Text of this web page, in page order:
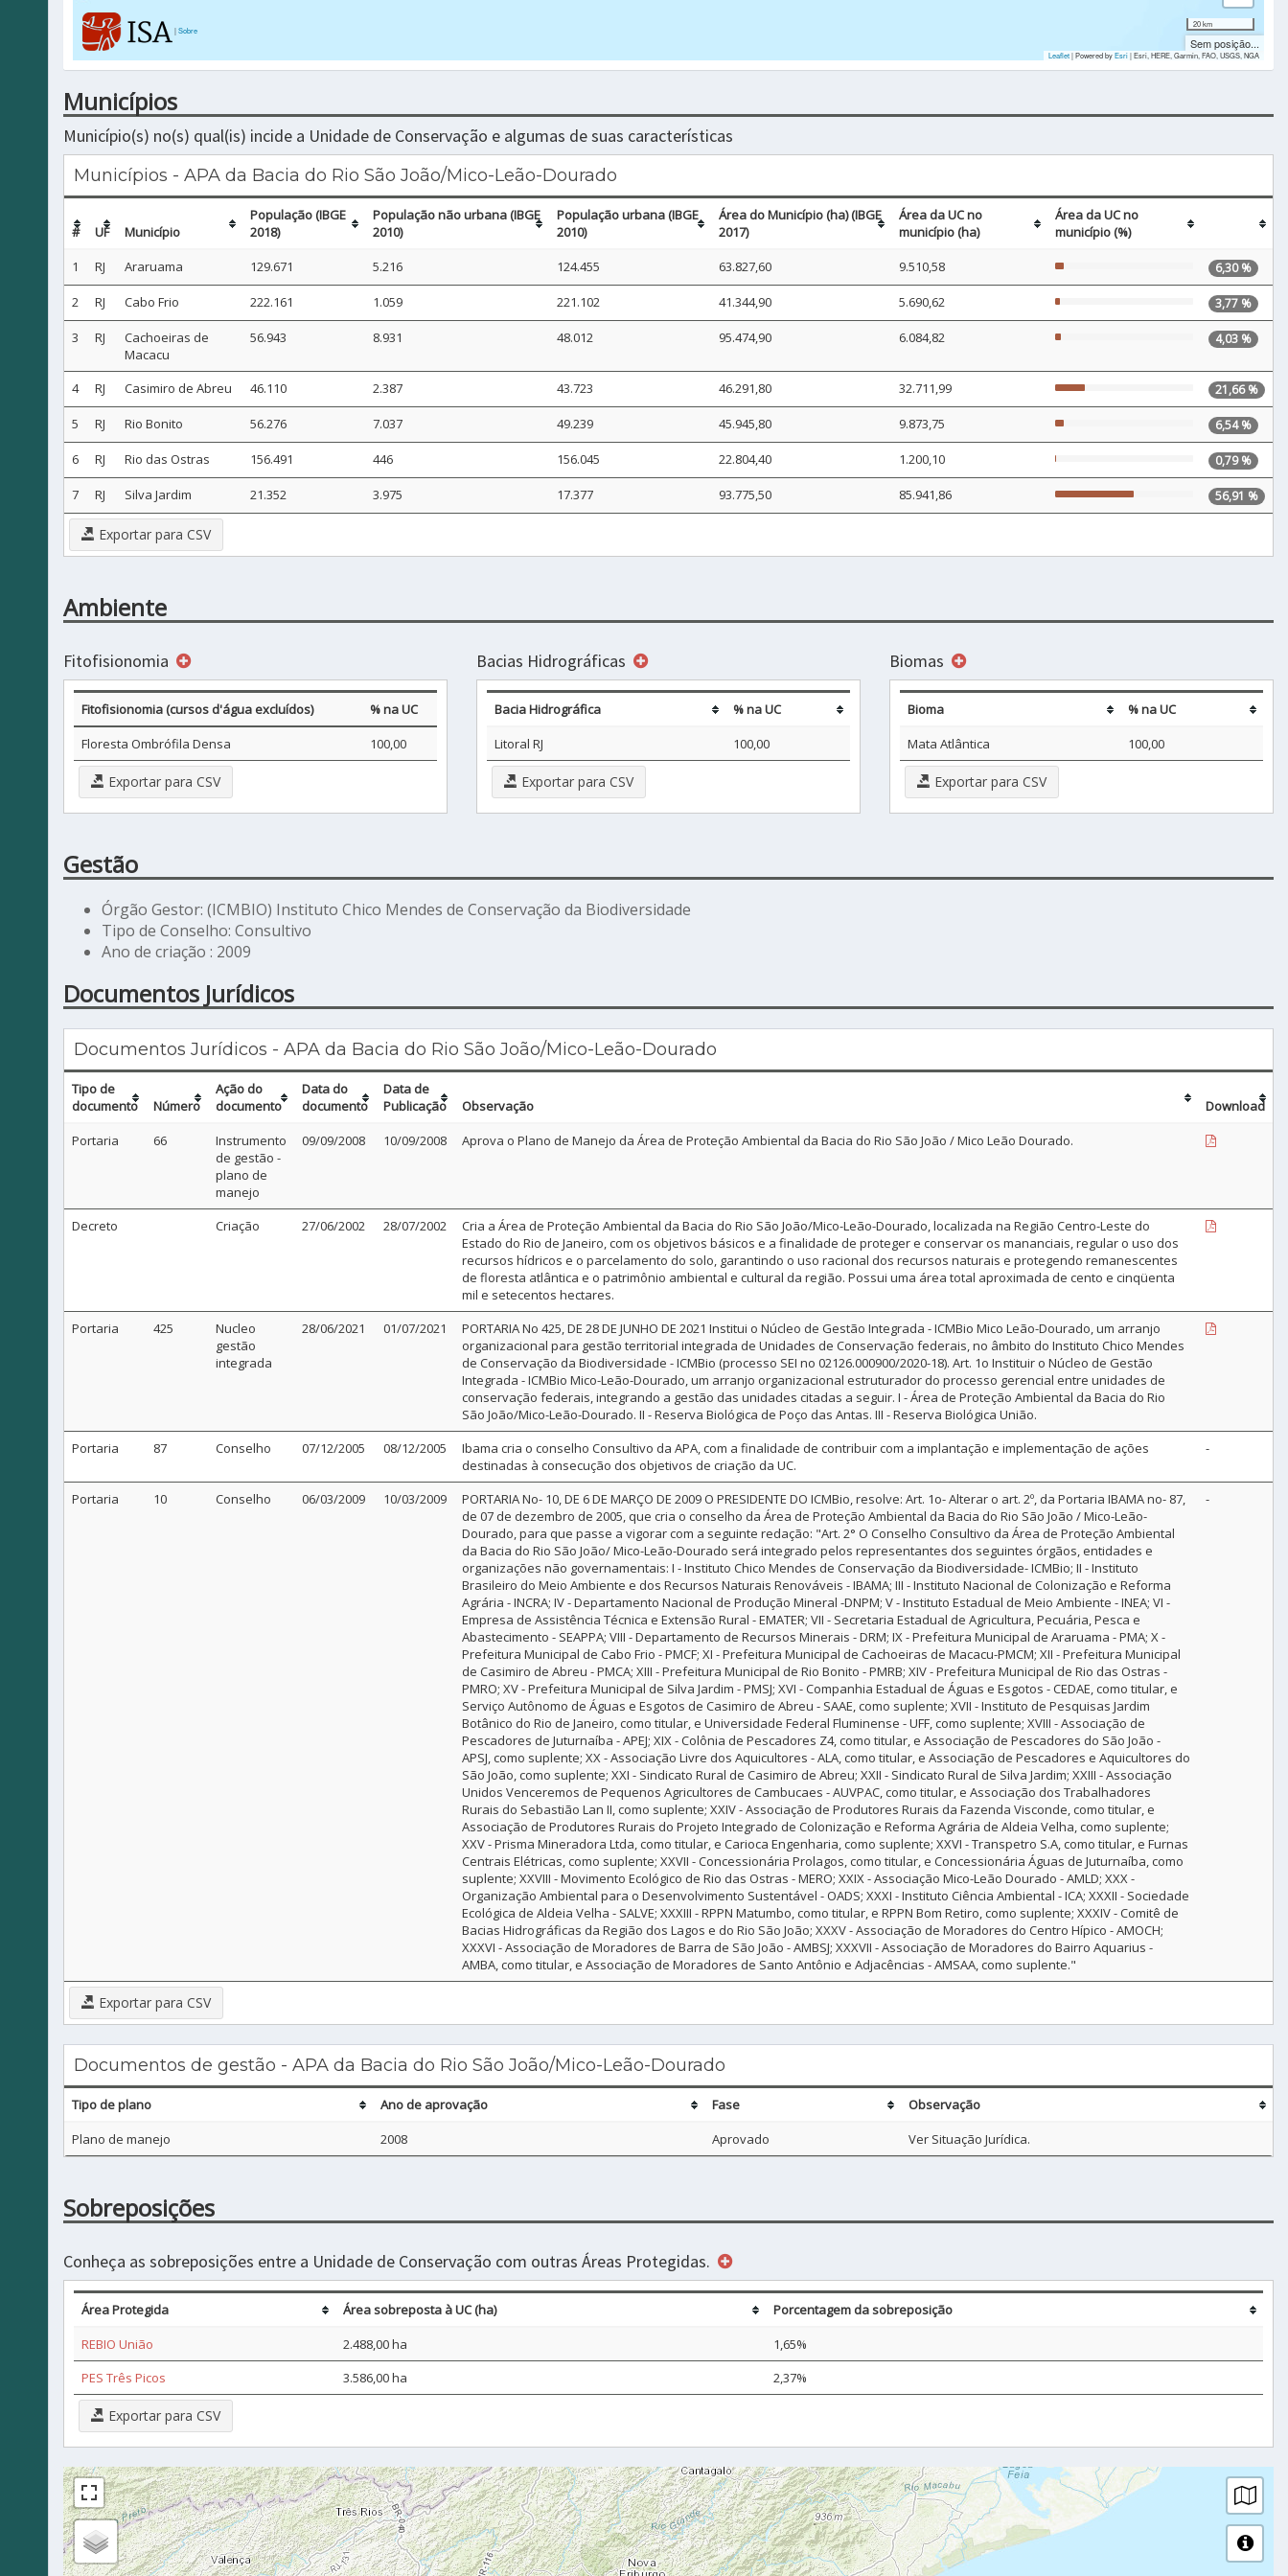
|Sobre
20 km
Sem posição...
Leaflet| Powered byEsri|Esri, HERE, Garmin, FAO, USGS, NGA
Municípios
Município(s) no(s) qual(is) incide a Unidade de Conservação e algumas de suas características
Municípios - APA da Bacia do Rio São João/Mico-Leão-Dourado
# UF Município
População (IBGE
2018)
População não urbana (IBGE
2010)
População urbana (IBGE
2010)
Área do Município (ha) (IBGE
2017)
Área da UC no
município (ha)
Área da UC no
município (%)
1
RJ Araruama 129.671 5.216 124.455 63.827,60 9.510,58 6,30 %
2 RJ Cabo Frio 222.161 1.059 221.102 41.344,90 5.690,62 3,77 %
3 RJ
Cachoeiras de
Macacu
56.943 8.931 48.012 95.474,90 6.084,82 4,03 %
4 RJ Casimiro de Abreu 46.110 2.387 43.723 46.291,80 32.711,99 21,66 %
5 RJ Rio Bonito 56.276 7.037 49.239 45.945,80 9.873,75 6,54 %
6 RJ Rio das Ostras 156.491 446 156.045 22.804,40 1.200,10 0,79 %
7 RJ Silva Jardim 21.352 3.975 17.377 93.775,50 85.941,86 56,91 %
Exportar para CSV
Ambiente
Fitofisionomia
Fitofisionomia (cursos d'água excluídos)
% na UC
Floresta Ombrófila Densa
100,00
Exportar para CSV
Bacias Hidrográficas
Bacia Hidrográfica
% na UC
Litoral RJ
100,00
Exportar para CSV
Biomas
Bioma
% na UC
Mata Atlântica
100,00
Exportar para CSV
Gestão
Órgão Gestor: (ICMBIO) Instituto Chico Mendes de Conservação da Biodiversidade
Tipo de Conselho: Consultivo
Ano de criação : 2009
Documentos Jurídicos
Documentos Jurídicos - APA da Bacia do Rio São João/Mico-Leão-Dourado
Tipo de
documento
Número
Ação do
documento
Data do
documento
Data de
Publicação
Observação
Download
Portaria
66
Instrumento
de gestão -
plano de
manejo
09/09/2008 10/09/2008 Aprova o Plano de Manejo da Área de Proteção Ambiental da Bacia do Rio São João / Mico Leão Dourado.
Decreto Criação 27/06/2002 28/07/2002
Cria a Área de Proteção Ambiental da Bacia do Rio São João/Mico-Leão-Dourado, localizada na Região Centro-Leste do
Estado do Rio de Janeiro, com os objetivos básicos e a finalidade de proteger e conservar os mananciais, regular o uso dos
recursos hídricos e o parcelamento do solo, garantindo o uso racional dos recursos naturais e protegendo remanescentes
de floresta atlântica e o patrimônio ambiental e cultural da região. Possui uma área total aproximada de cento e cinqüenta
mil e setecentos hectares.
Portaria
425
Nucleo
gestão
integrada
28/06/2021 01/07/2021
PORTARIA No 425, DE 28 DE JUNHO DE 2021 Institui o Núcleo de Gestão Integrada - ICMBio Mico Leão-Dourado, um arranjo
organizacional para gestão territorial integrada de Unidades de Conservação federais, no âmbito do Instituto Chico Mendes
de Conservação da Biodiversidade - ICMBio (processo SEI no 02126.000900/2020-18). Art. 1o Instituir o Núcleo de Gestão
Integrada - ICMBio Mico-Leão-Dourado, um arranjo organizacional estruturador do processo gerencial entre unidades de
conservação federais, integrando a gestão das unidades citadas a seguir. I - Área de Proteção Ambiental da Bacia do Rio
São João/Mico-Leão-Dourado. II - Reserva Biológica de Poço das Antas. III - Reserva Biológica União.
Portaria
87 Conselho 07/12/2005 08/12/2005
Ibama cria o conselho Consultivo da APA, com a finalidade de contribuir com a implantação e implementação de ações
destinadas à consecução dos objetivos de criação da UC.
-
Portaria 10 Conselho 06/03/2009 10/03/2009
PORTARIA No- 10, DE 6 DE MARÇO DE 2009 O PRESIDENTE DO ICMBio, resolve: Art. 1o- Alterar o art. 2º, da Portaria IBAMA no- 87,
de 07 de dezembro de 2005, que cria o conselho da Área de Proteção Ambiental da Bacia do Rio São João / Mico-Leão-
Dourado, para que passe a vigorar com a seguinte redação: "Art. 2° O Conselho Consultivo da Área de Proteção Ambiental
da Bacia do Rio São João/ Mico-Leão-Dourado será integrado pelos representantes dos seguintes órgãos, entidades e
organizações não governamentais: I - Instituto Chico Mendes de Conservação da Biodiversidade- ICMBio; II - Instituto
Brasileiro do Meio Ambiente e dos Recursos Naturais Renováveis - IBAMA; III - Instituto Nacional de Colonização e Reforma
Agrária - INCRA; IV - Departamento Nacional de Produção Mineral -DNPM; V - Instituto Estadual de Meio Ambiente - INEA; VI -
Empresa de Assistência Técnica e Extensão Rural - EMATER; VII - Secretaria Estadual de Agricultura, Pecuária, Pesca e
Abastecimento - SEAPPA; VIII - Departamento de Recursos Minerais - DRM; IX - Prefeitura Municipal de Araruama - PMA; X -
Prefeitura Municipal de Cabo Frio - PMCF; XI - Prefeitura Municipal de Cachoeiras de Macacu-PMCM; XII - Prefeitura Municipal
de Casimiro de Abreu - PMCA; XIII - Prefeitura Municipal de Rio Bonito - PMRB; XIV - Prefeitura Municipal de Rio das Ostras -
PMRO; XV - Prefeitura Municipal de Silva Jardim - PMSJ; XVI - Companhia Estadual de Águas e Esgotos - CEDAE, como titular, e
Serviço Autônomo de Águas e Esgotos de Casimiro de Abreu - SAAE, como suplente; XVII - Instituto de Pesquisas Jardim
Botânico do Rio de Janeiro, como titular, e Universidade Federal Fluminense - UFF, como suplente; XVIII - Associação de
Pescadores de Juturnaíba - APEJ; XIX - Colônia de Pescadores Z4, como titular, e Associação de Pescadores do São João -
APSJ, como suplente; XX - Associação Livre dos Aquicultores - ALA, como titular, e Associação de Pescadores e Aquicultores do
São João, como suplente; XXI - Sindicato Rural de Casimiro de Abreu; XXII - Sindicato Rural de Silva Jardim; XXIII - Associação
Unidos Venceremos de Pequenos Agricultores de Cambucaes - AUVPAC, como titular, e Associação dos Trabalhadores
Rurais do Sebastião Lan II, como suplente; XXIV - Associação de Produtores Rurais da Fazenda Visconde, como titular, e
Associação de Produtores Rurais do Projeto Integrado de Colonização e Reforma Agrária de Aldeia Velha, como suplente;
XXV - Prisma Mineradora Ltda, como titular, e Carioca Engenharia, como suplente; XXVI - Transpetro S.A, como titular, e Furnas
Centrais Elétricas, como suplente; XXVII - Concessionária Prolagos, como titular, e Concessionária Águas de Juturnaíba, como
suplente; XXVIII - Movimento Ecológico de Rio das Ostras - MERO; XXIX - Associação Mico-Leão Dourado - AMLD; XXX -
Organização Ambiental para o Desenvolvimento Sustentável - OADS; XXXI - Instituto Ciência Ambiental - ICA; XXXII - Sociedade
Ecológica de Aldeia Velha - SALVE; XXXIII - RPPN Matumbo, como titular, e RPPN Bom Retiro, como suplente; XXXIV - Comitê de
Bacias Hidrográficas da Região dos Lagos e do Rio São João; XXXV - Associação de Moradores do Centro Hípico - AMOCH;
XXXVI - Associação de Moradores de Barra de São João - AMBSJ; XXXVII - Associação de Moradores do Bairro Aquarius -
AMBA, como titular, e Associação de Moradores de Santo Antônio e Adjacências - AMSAA, como suplente."
-
Exportar para CSV
Documentos de gestão - APA da Bacia do Rio São João/Mico-Leão-Dourado
Tipo de plano Ano de aprovação Fase
Observação
Plano de manejo
2008 Aprovado Ver Situação Jurídica.
Sobreposições
Conheça as sobreposições entre a Unidade de Conservação com outras Áreas Protegidas.
Área Protegida Área sobreposta à UC (ha)
Porcentagem da sobreposição
REBIO União
2.488,00 ha
1,65%
PES Três Picos
3.586,00 ha 2,37%
Exportar para CSV